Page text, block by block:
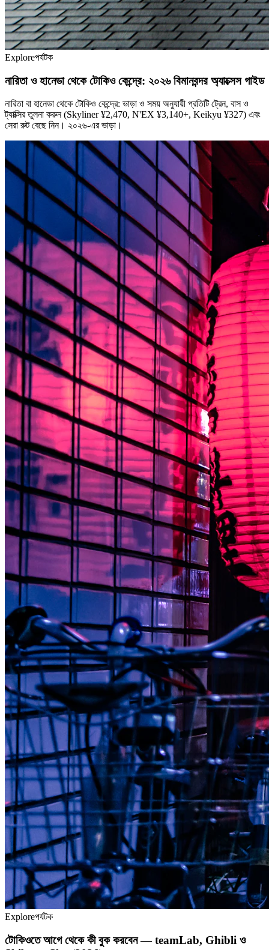
Exploreপর্যটক
নারিতা ও হানেডা থেকে টোকিও কেন্দ্রে: ২০২৬ বিমানবন্দর অ্যাক্সেস গাইড
নারিতা বা হানেডা থেকে টোকিও কেন্দ্রে: ভাড়া ও সময় অনুযায়ী প্রতিটি ট্রেন, বাস ও
ট্যাক্সির তুলনা করুন (Skyliner ¥2,470, N'EX ¥3,140+, Keikyu ¥327) এবং
সেরা রুট বেছে নিন। ২০২৬-এর ভাড়া।
Exploreপর্যটক
টোকিওতে আগে থেকে কী বুক করবেন — teamLab, Ghibli ও